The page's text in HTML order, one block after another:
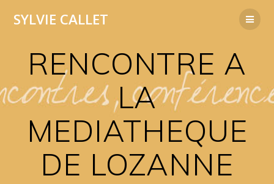
SYLVIE CALLET
RENCONTRE A
LA
MEDIATHEQUE
DE LOZANNE